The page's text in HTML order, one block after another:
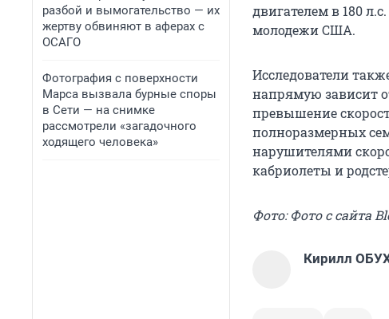
разбой и вымогательство — их
жертву обвиняют в аферах с
ОСАГО
Фотография с поверхности
Марса вызвала бурные споры
в Сети — на снимке
рассмотрели «загадочного
ходящего человека»
двигателем в 180
молодежи США.
Исследователи
напрямую зависит
превышение
полноразмерных
нарушителями
кабриолеты и
Фото: Фото с сайта
Кирилл